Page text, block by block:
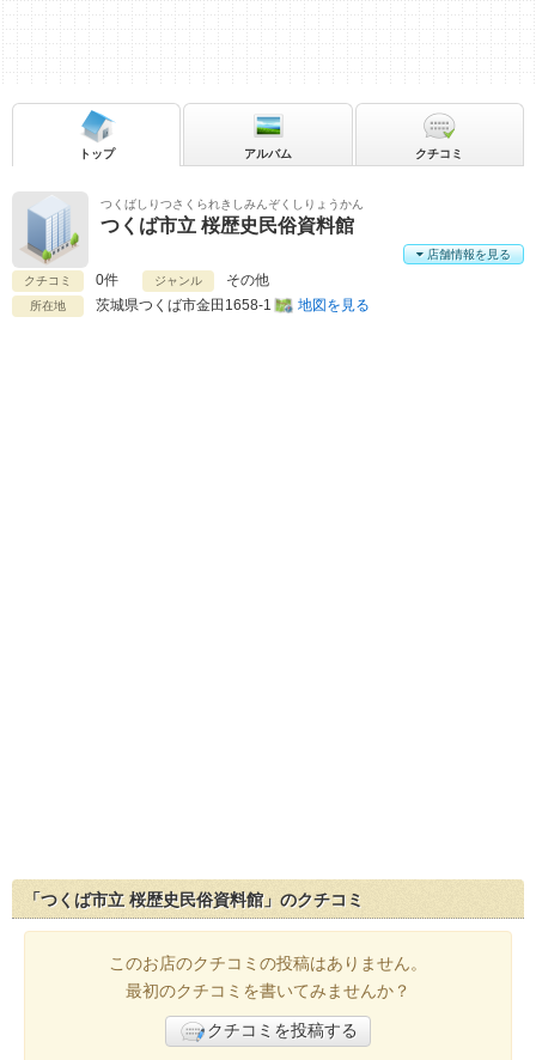
つくばしりつさくられきしみんぞくしりょうかん
つくば市立 桜歴史民俗資料館
クチコミ 0件 ジャンル その他
所在地 茨城県つくば市金田1658-1 地図を見る
店舗情報を見る
トップ アルバム クチコミ
「つくば市立 桜歴史民俗資料館」のクチコミ
このお店のクチコミの投稿はありません。
最初のクチコミを書いてみませんか？
クチコミを投稿する